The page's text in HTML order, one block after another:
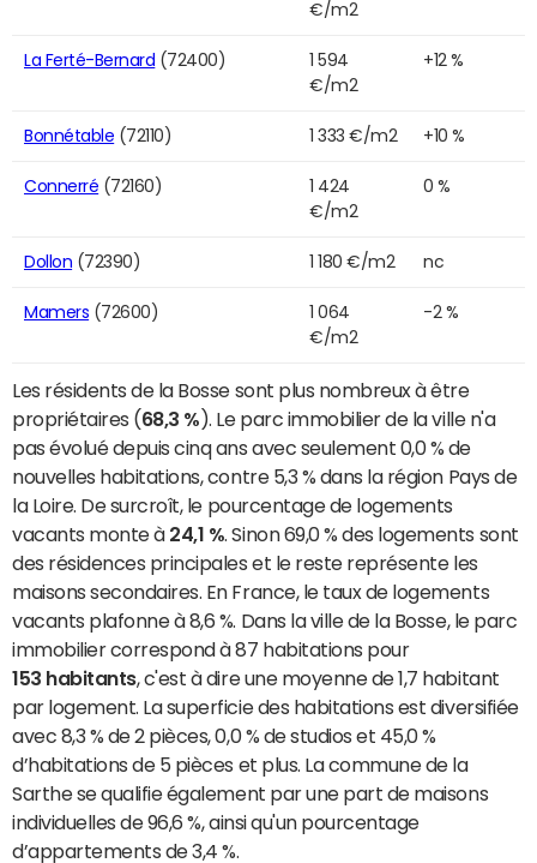
€/m2
La Ferté-Bernard (72400)
1 594
€/m2
+12 %
Bonnétable (72110) 1 333 €/m2 +10 %
Connerré (72160)
1 424
€/m2
0 %
Dollon (72390) 1 180 €/m2 nc
Mamers (72600)
1 064
€/m2
-2 %
Les résidents de la Bosse sont plus nombreux à être
propriétaires (68,3 % ). Le parc immobilier de la ville n'a
pas évolué depuis cinq ans avec seulement 0,0 % de
nouvelles habitations, contre 5,3 % dans la région Pays de
la Loire. De surcroît, le pourcentage de logements
vacants monte à 24,1 % . Sinon 69,0 % des logements sont
des résidences principales et le reste représente les
maisons secondaires. En France, le taux de logements
vacants plafonne à 8,6 %. Dans la ville de la Bosse, le parc
immobilier correspond à 87 habitations pour
153 habitants, c'est à dire une moyenne de 1,7 habitant
par logement. La superficie des habitations est diversifiée
avec 8,3 % de 2 pièces, 0,0 % de studios et 45,0 %
d’habitations de 5 pièces et plus. La commune de la
Sarthe se qualifie également par une part de maisons
individuelles de 96,6 %, ainsi qu'un pourcentage
d’appartements de 3,4 %.